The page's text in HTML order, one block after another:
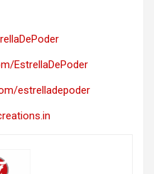
EstrellaDePoder
estrelladepoder